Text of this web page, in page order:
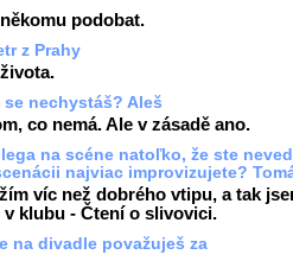
podobat.
z Prahy
nechystáš? Aleš
co nemá. Ale v zásadě ano.
na scéne natoľko, že ste
najviac improvizujete?
víc než dobrého vtipu, a tak
klubu - Čtení o slivovici.
na divadle považuješ za